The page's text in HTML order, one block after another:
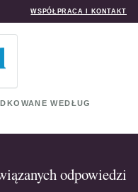
WSPÓŁPRACA I KONTAKT
WEDŁUG
odpowiedzi